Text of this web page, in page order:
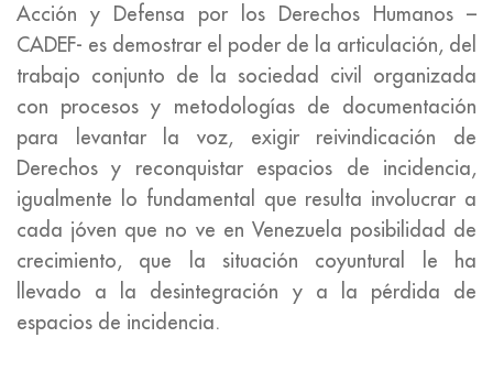
Acción y Defensa por los Derechos Humanos –
CADEF- es demostrar el poder de la articulación, del
trabajo conjunto de la sociedad civil organizada
con procesos y metodologías de documentación
para levantar la voz, exigir reivindicación de
Derechos y reconquistar espacios de incidencia,
igualmente lo fundamental que resulta involucrar a
cada jóven que no ve en Venezuela posibilidad de
crecimiento, que la situación coyuntural le ha
llevado a la desintegración y a la pérdida de
espacios de incidencia.